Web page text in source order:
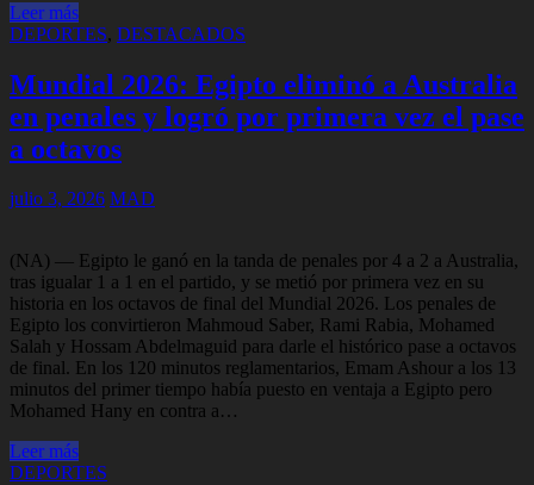
Leer más
DEPORTES, DESTACADOS
Mundial 2026: Egipto eliminó a Australia
en penales y logró por primera vez el pase
a octavos
julio 3, 2026 MAD
(NA) — Egipto le ganó en la tanda de penales por 4 a 2 a Australia,
tras igualar 1 a 1 en el partido, y se metió por primera vez en su
historia en los octavos de final del Mundial 2026. Los penales de
Egipto los convirtieron Mahmoud Saber, Rami Rabia, Mohamed
Salah y Hossam Abdelmaguid para darle el histórico pase a octavos
de final. En los 120 minutos reglamentarios, Emam Ashour a los 13
minutos del primer tiempo había puesto en ventaja a Egipto pero
Mohamed Hany en contra a…
Leer más
DEPORTES